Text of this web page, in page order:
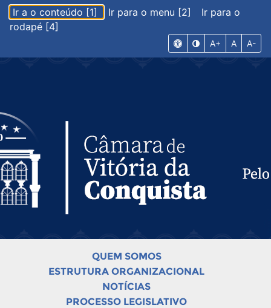
Ir a o conteúdo [1] Ir para o menu [2]
Ir para o
rodapé [4]
A+ A A-
QUEM SOMOS
ESTRUTURA ORGANIZACIONAL
NOTÍCIAS
PROCESSO LEGISLATIVO